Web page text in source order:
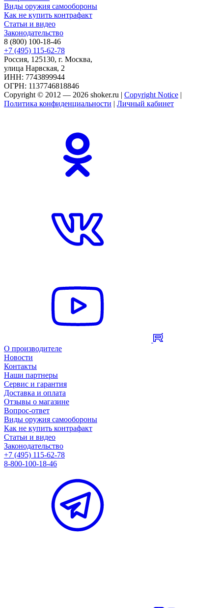
Виды оружия самообороны
Как не купить контрафакт
Статьи и видео
Законодательство
8 (800) 100-18-46
+7 (495) 115-62-78
Россия, 125130, г. Москва,
улица Нарвская, 2
ИНН: 7743899944
ОГРН: 1137746818846
Copyright © 2012 — 2026 shoker.ru | Copyright Notice |
Политика конфиденциальности | Личный кабинет
О производителе
Новости
Контакты
Наши партнеры
Сервис и гарантия
Доставка и оплата
Отзывы о магазине
Вопрос-ответ
Виды оружия самообороны
Как не купить контрафакт
Статьи и видео
Законодательство
+7 (495) 115-62-78
8-800-100-18-46